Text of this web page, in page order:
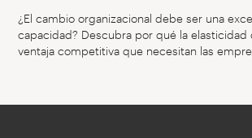
¿El cambio organizacional debe ser una
capacidad? Descubra por qué la elasticidad
ventaja competitiva que necesitan las